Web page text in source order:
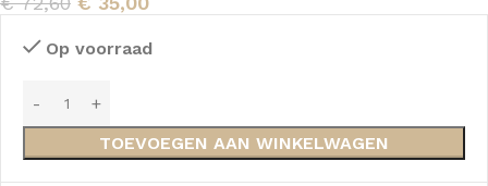
Op voorraad
TOEVOEGEN AAN WINKELWAGEN